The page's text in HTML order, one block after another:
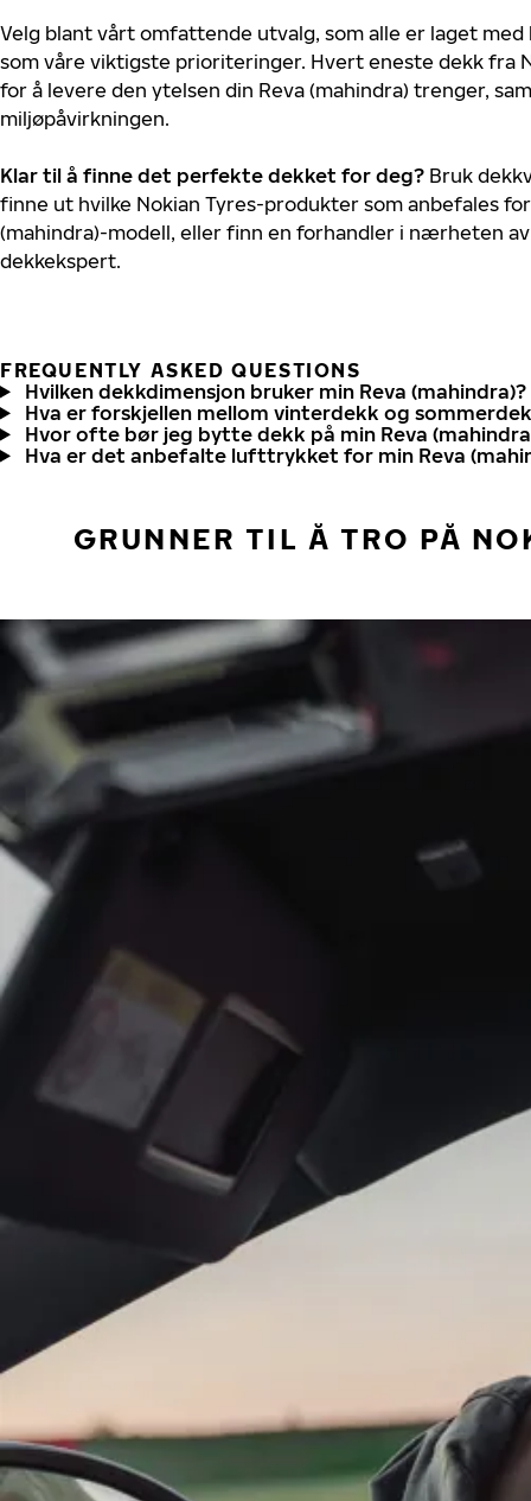
Velg blant vårt omfattende utvalg, som alle er laget
som våre viktigste prioriteringer. Hvert eneste dekk fra
for å levere den ytelsen din Reva (mahindra) trenger,
miljøpåvirkningen.
Klar til å finne det perfekte dekket for deg? Bruk
finne ut hvilke Nokian Tyres-produkter som anbefales
(mahindra)-modell, eller finn en forhandler i nærheten
dekkekspert.
FREQUENTLY ASKED QUESTIONS
Hvilken dekkdimensjon bruker min Reva (mahindra)?
Hva er forskjellen mellom vinterdekk og
Hvor ofte bør jeg bytte dekk på min Reva
Hva er det anbefalte lufttrykket for min Reva
GRUNNER TIL Å TRO PÅ